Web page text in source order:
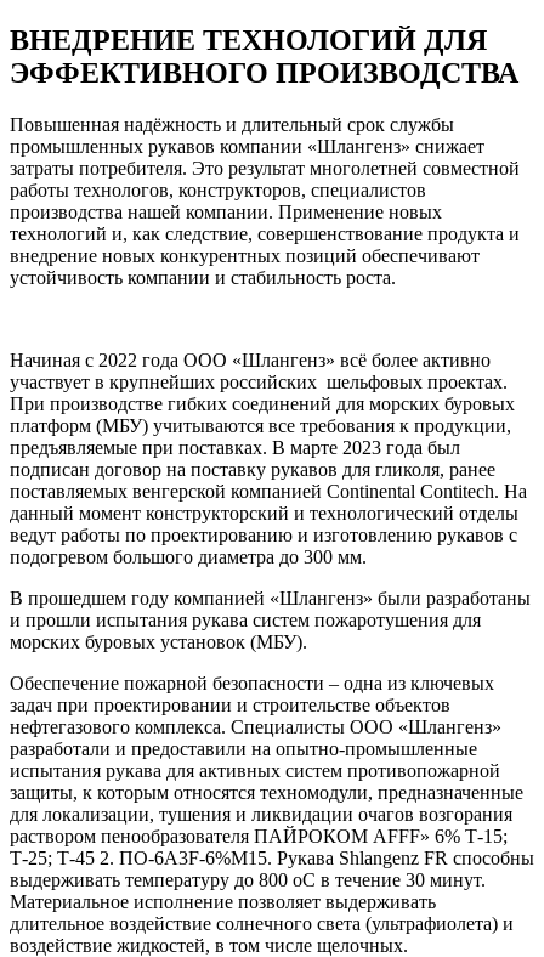
ВНЕДРЕНИЕ ТЕХНОЛОГИЙ ДЛЯ
ЭФФЕКТИВНОГО ПРОИЗВОДСТВА
Повышенная надёжность и длительный срок службы
промышленных рукавов компании «Шлангенз» снижает
затраты потребителя. Это результат многолетней совместной
работы технологов, конструкторов, специалистов
производства нашей компании. Применение новых
технологий и, как следствие, совершенствование продукта и
внедрение новых конкурентных позиций обеспечивают
устойчивость компании и стабильность роста.
Начиная с 2022 года ООО «Шлангенз» всё более активно
участвует в крупнейших российских шельфовых проектах.
При производстве гибких соединений для морских буровых
платформ (МБУ) учитываются все требования к продукции,
предъявляемые при поставках. В марте 2023 года был
подписан договор на поставку рукавов для гликоля, ранее
поставляемых венгерской компанией Continental Contitech. На
данный момент конструкторский и технологический отделы
ведут работы по проектированию и изготовлению рукавов с
подогревом большого диаметра до 300 мм.
В прошедшем году компанией «Шлангенз» были разработаны
и прошли испытания рукава систем пожаротушения для
морских буровых установок (МБУ).
Обеспечение пожарной безопасности – одна из ключевых
задач при проектировании и строительстве объектов
нефтегазового комплекса. Специалисты ООО «Шлангенз»
разработали и предоставили на опытно-промышленные
испытания рукава для активных систем противопожарной
защиты, к которым относятся техномодули, предназначенные
для локализации, тушения и ликвидации очагов возгорания
раствором пенообразователя ПАЙРОКОМ AFFF» 6% Т-15;
Т-25; Т-45 2. ПО-6А3F-6%М15. Рукава Shlangenz FR способны
выдерживать температуру до 800 оС в течение 30 минут.
Материальное исполнение позволяет выдерживать
длительное воздействие солнечного света (ультрафиолета) и
воздействие жидкостей, в том числе щелочных.